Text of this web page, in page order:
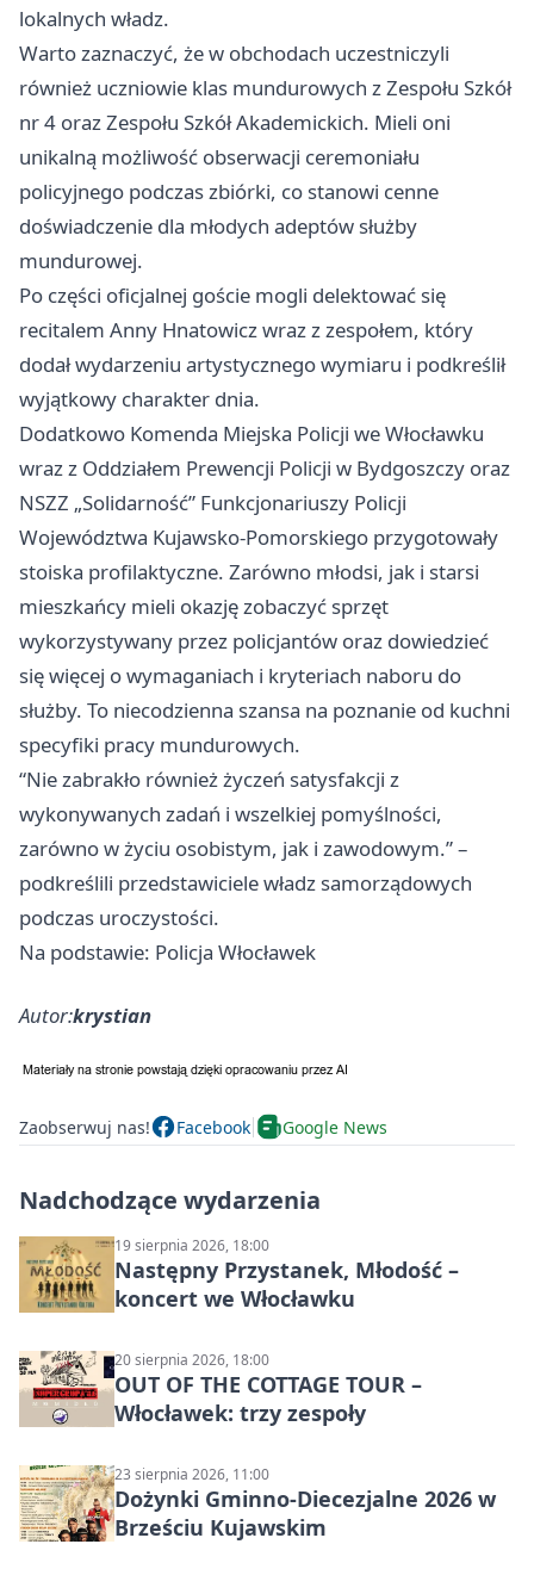
lokalnych władz.
Warto zaznaczyć, że w obchodach uczestniczyli
również uczniowie klas mundurowych z Zespołu Szkół
nr 4 oraz Zespołu Szkół Akademickich. Mieli oni
unikalną możliwość obserwacji ceremoniału
policyjnego podczas zbiórki, co stanowi cenne
doświadczenie dla młodych adeptów służby
mundurowej.
Po części oficjalnej goście mogli delektować się
recitalem Anny Hnatowicz wraz z zespołem, który
dodał wydarzeniu artystycznego wymiaru i podkreślił
wyjątkowy charakter dnia.
Dodatkowo Komenda Miejska Policji we Włocławku
wraz z Oddziałem Prewencji Policji w Bydgoszczy oraz
NSZZ „Solidarność” Funkcjonariuszy Policji
Województwa Kujawsko-Pomorskiego przygotowały
stoiska profilaktyczne. Zarówno młodsi, jak i starsi
mieszkańcy mieli okazję zobaczyć sprzęt
wykorzystywany przez policjantów oraz dowiedzieć
się więcej o wymaganiach i kryteriach naboru do
służby. To niecodzienna szansa na poznanie od kuchni
specyfiki pracy mundurowych.
“Nie zabrakło również życzeń satysfakcji z
wykonywanych zadań i wszelkiej pomyślności,
zarówno w życiu osobistym, jak i zawodowym.” –
podkreślili przedstawiciele władz samorządowych
podczas uroczystości.
Na podstawie: Policja Włocławek
Autor:krystian
Zaobserwuj nas! Facebook Google News
Nadchodzące wydarzenia
19 sierpnia 2026, 18:00
Następny Przystanek, Młodość –
koncert we Włocławku
20 sierpnia 2026, 18:00
OUT OF THE COTTAGE TOUR –
Włocławek: trzy zespoły
23 sierpnia 2026, 11:00
Dożynki Gminno-Diecezjalne 2026 w
Brześciu Kujawskim